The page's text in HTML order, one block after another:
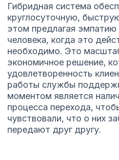
Гибридная система
круглосуточную,
этом предлагая эмпатию
человека, когда это
необходимо. Это
экономичное решение,
удовлетворенность
работы службы
моментом является
процесса перехода,
чувствовали, что о них
передают друг другу.